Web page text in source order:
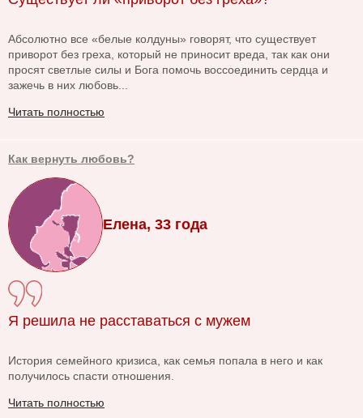
Абсолютно все «белые колдуны» говорят, что существует
приворот без греха, который не приносит вреда, так как они
просят светлые силы и Бога помочь воссоединить сердца и
зажечь в них любовь...
Читать полностью
Как вернуть любовь?
Елена, 33 года
Я решила не расставаться с мужем
История семейного кризиса, как семья попала в него и как
получилось спасти отношения.
Читать полностью